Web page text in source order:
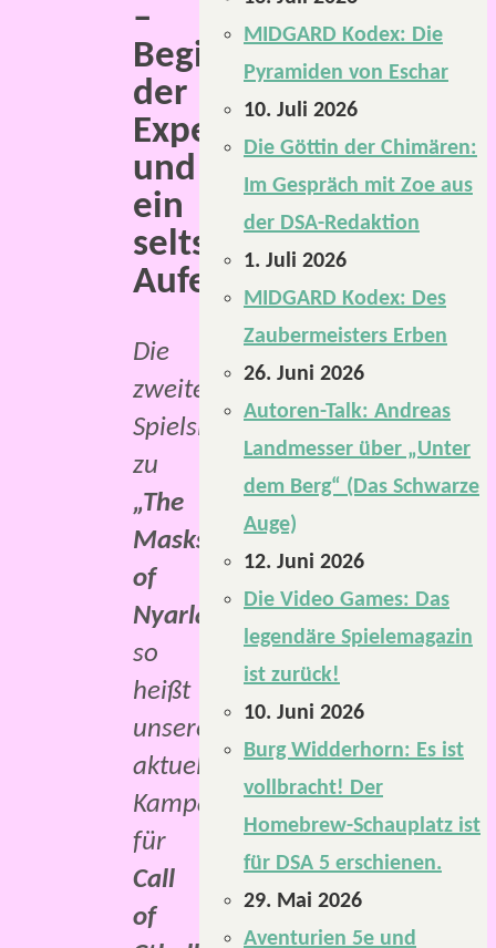
–
Beginn
der
Expedition
und
ein
seltsames
Aufeinandertreffen.
Die
zweite
Spielsitzung
zu
„The
Masks
of
Nyarlathotep“,
so
heißt
unsere
aktuelle
Kampagne
für
Call
of
MIDGARD Kodex: Die
Pyramiden von Eschar
10. Juli 2026
Die Göttin der Chimären:
Im Gespräch mit Zoe aus
der DSA-Redaktion
1. Juli 2026
MIDGARD Kodex: Des
Zaubermeisters Erben
26. Juni 2026
Autoren-Talk: Andreas
Landmesser über „Unter
dem Berg“ (Das Schwarze
Auge)
12. Juni 2026
Die Video Games: Das
legendäre Spielemagazin
ist zurück!
10. Juni 2026
Burg Widderhorn: Es ist
vollbracht! Der
Homebrew-Schauplatz ist
für DSA 5 erschienen.
29. Mai 2026
Aventurien 5e und